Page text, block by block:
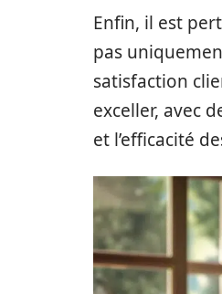
Enfin, il est
pas
satisfaction
exceller, avec
et l’efficacité